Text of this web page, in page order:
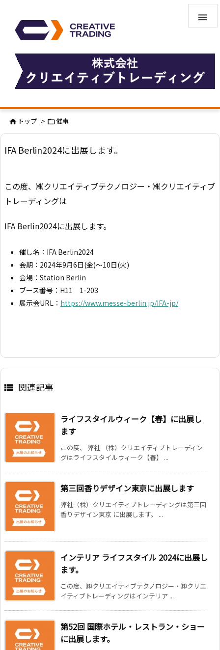

 トップ > 催事
IFA Berlin2024に出展します。
この度、㈱クリエイティブテクノロジー・㈱クリエイティブ
トレーディングは
IFA Berlin2024に出展します。
催し名：IFA Berlin2024
会期：2024年9月6日(金)～10日(火)
会場：Station Berlin
ブース番号：H11 1-203
展示会URL： https://www.messe-berlin.jp/IFA-jp/
 関連記事
ライフスタイルウィーク【春】に出展し
ます
この度、 弊社 （株）クリエイティブトレーディン
グはライフスタイルウィーク【春】 ...
第三回香りデザイン東京に出展します
弊社（株）クリエイティブトレーディングは第三回
香りデザイン東京 に出展します。 ...
インテリア ライフスタイル 2024に出展し
ます。
この度、㈱クリエイティブテクノロジー・㈱クリエ
イティブトレーディングはインテリア ...
第52回 国際ホテル・レストラン・ショー
に出展します。